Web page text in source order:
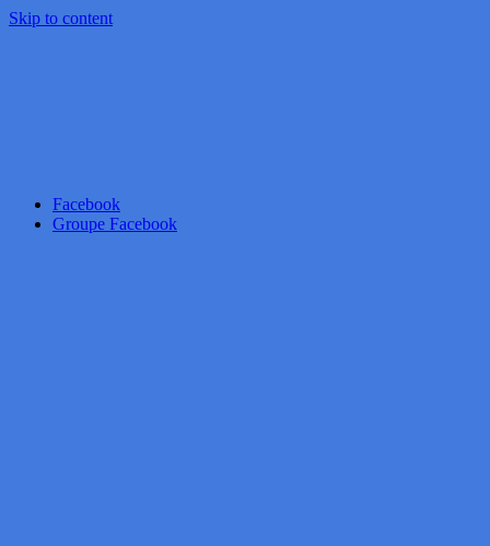
Skip to content
Facebook
Groupe Facebook